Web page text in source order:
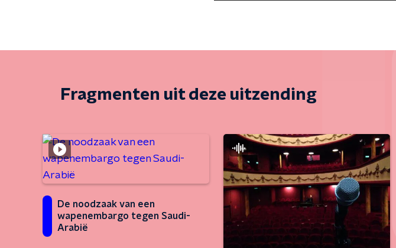
Fragmenten uit deze uitzending
De noodzaak van een
wapenembargo tegen Saudi-
Arabië